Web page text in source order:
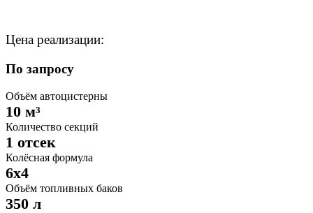
Цена реализации:
По запросу
Объём автоцистерны
10 м³
Количество секций
1 отсек
Колёсная формула
6x4
Объём топливных баков
350 л